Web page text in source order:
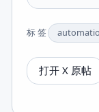
标签
打开 X 原帖